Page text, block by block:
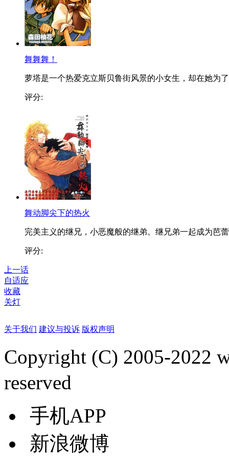
舞舞舞！
萝塔是一个热爱克立斯贝鲁街风景的小女生，却在她为
评分:
舞动脚尖下的热火
完美主义的继兄，小恶魔般的继弟。继兄弟一起成为芭
评分:
上一话
自适应
收藏
关灯
关于我们 建议与投诉 版权声明
Copyright (C) 2005-2022
reserved
手机APP
新浪微博